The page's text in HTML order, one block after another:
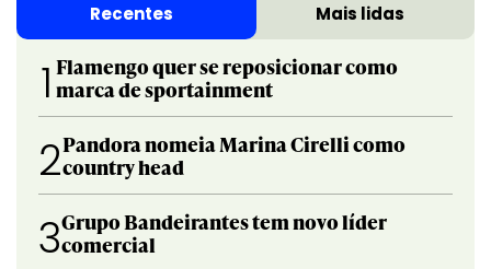
Recentes Mais lidas
1 Flamengo quer se reposicionar como
marca de sportainment
2Pandora nomeia Marina Cirelli como
country head
3Grupo Bandeirantes tem novo líder
comercial